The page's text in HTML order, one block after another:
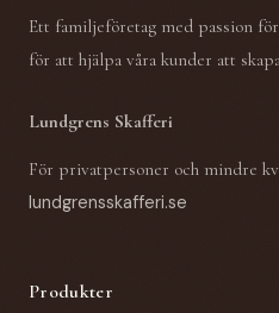
Ett familjeföretag med passion
för att hjälpa våra kunder att
Lundgrens Skafferi
För privatpersoner och mindre
lundgrensskafferi.se
Produkter